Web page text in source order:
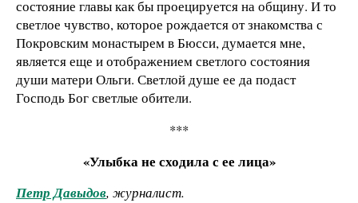
состояние главы как бы проецируется на общину. И то
светлое чувство, которое рождается от знакомства с
Покровским монастырем в Бюсси, думается мне,
является еще и отображением светлого состояния
души матери Ольги. Светлой душе ее да подаст
Господь Бог светлые обители.
***
«Улыбка не сходила с ее лица»
Петр Давыдов, журналист.